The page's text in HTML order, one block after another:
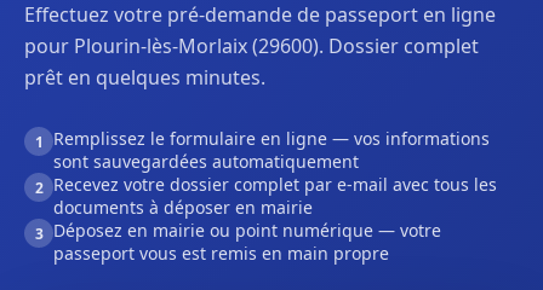
Effectuez votre pré-demande de passeport en ligne
pour Plourin-lès-Morlaix (29600). Dossier complet
prêt en quelques minutes.
1
Remplissez le formulaire en ligne — vos informations
sont sauvegardées automatiquement
2 Recevez votre dossier complet par e-mail avec tous les
documents à déposer en mairie
3 Déposez en mairie ou point numérique — votre
passeport vous est remis en main propre